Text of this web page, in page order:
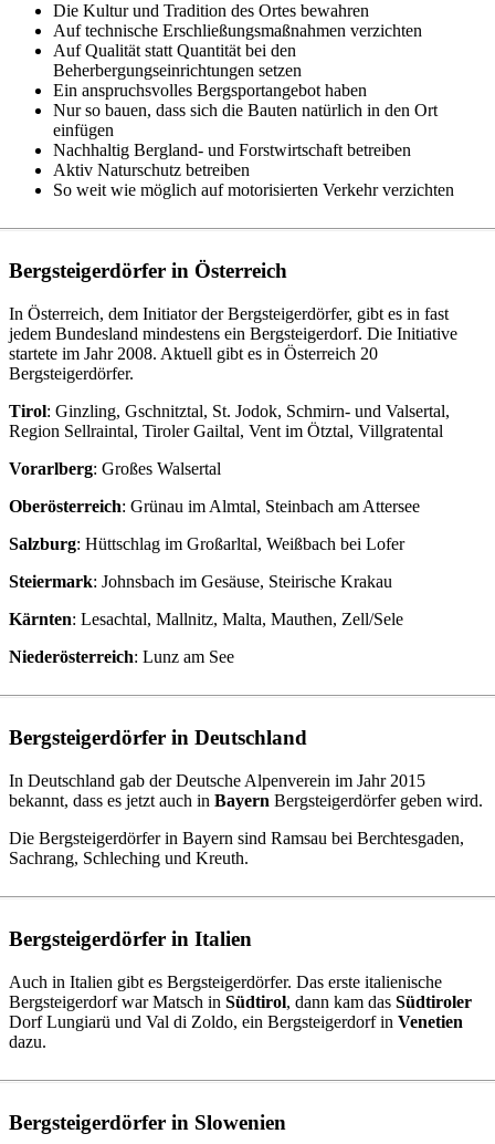
Die Kultur und Tradition des Ortes bewahren
Auf technische Erschließungsmaßnahmen verzichten
Auf Qualität statt Quantität bei den
Beherbergungseinrichtungen setzen
Ein anspruchsvolles Bergsportangebot haben
Nur so bauen, dass sich die Bauten natürlich in den Ort
einfügen
Nachhaltig Bergland- und Forstwirtschaft betreiben
Aktiv Naturschutz betreiben
So weit wie möglich auf motorisierten Verkehr verzichten
Bergsteigerdörfer in Österreich
In Österreich, dem Initiator der Bergsteigerdörfer, gibt es in fast
jedem Bundesland mindestens ein Bergsteigerdorf. Die Initiative
startete im Jahr 2008. Aktuell gibt es in Österreich 20
Bergsteigerdörfer.
Tirol: Ginzling, Gschnitztal, St. Jodok, Schmirn- und Valsertal,
Region Sellraintal, Tiroler Gailtal, Vent im Ötztal, Villgratental
Vorarlberg: Großes Walsertal
Oberösterreich: Grünau im Almtal, Steinbach am Attersee
Salzburg: Hüttschlag im Großarltal, Weißbach bei Lofer
Steiermark: Johnsbach im Gesäuse, Steirische Krakau
Kärnten: Lesachtal, Mallnitz, Malta, Mauthen, Zell/Sele
Niederösterreich: Lunz am See
Bergsteigerdörfer in Deutschland
In Deutschland gab der Deutsche Alpenverein im Jahr 2015
bekannt, dass es jetzt auch in Bayern Bergsteigerdörfer geben wird.
Die Bergsteigerdörfer in Bayern sind Ramsau bei Berchtesgaden,
Sachrang, Schleching und Kreuth.
Bergsteigerdörfer in Italien
Auch in Italien gibt es Bergsteigerdörfer. Das erste italienische
Bergsteigerdorf war Matsch in Südtirol, dann kam das Südtiroler
Dorf Lungiarü und Val di Zoldo, ein Bergsteigerdorf in Venetien
dazu.
Bergsteigerdörfer in Slowenien